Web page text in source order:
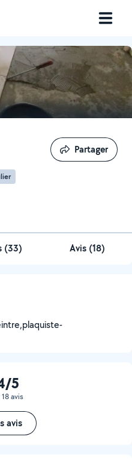
Partager
Partager
(33) Avis (18)
5
avis
avis